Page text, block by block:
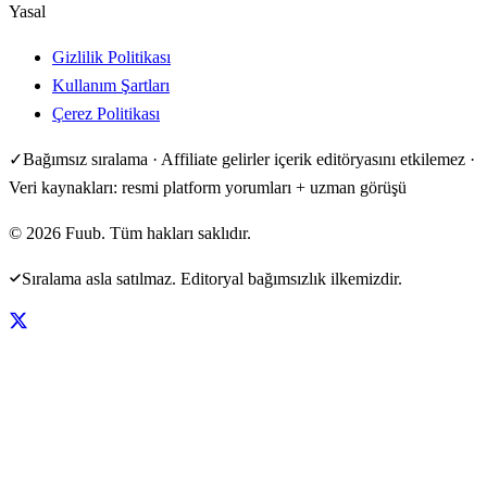
Yasal
Gizlilik Politikası
Kullanım Şartları
Çerez Politikası
✓Bağımsız sıralama · Affiliate gelirler içerik editöryasını etkilemez ·
Veri kaynakları: resmi platform yorumları + uzman görüşü
© 2026 Fuub. Tüm hakları saklıdır.
Sıralama asla satılmaz. Editoryal bağımsızlık ilkemizdir.